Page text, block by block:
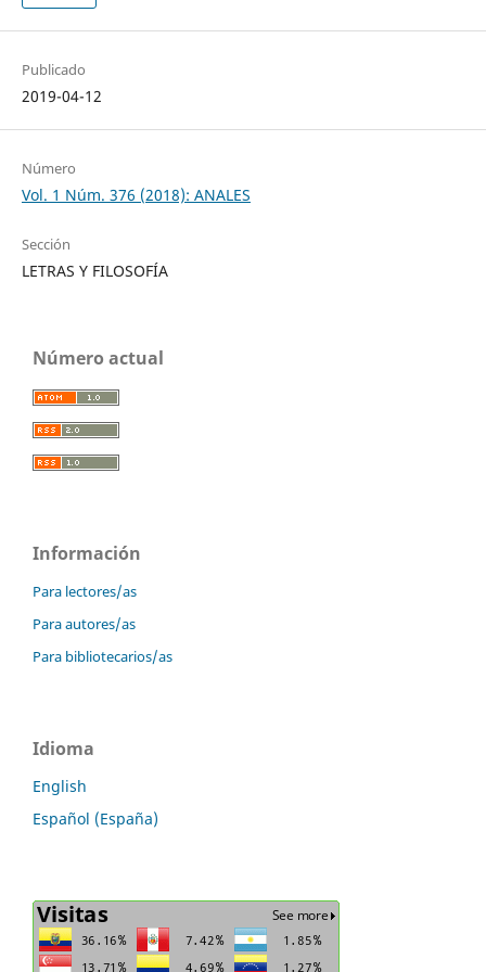
Publicado
2019-04-12
Número
Vol. 1 Núm. 376 (2018): ANALES
Sección
LETRAS Y FILOSOFÍA
Número actual
Información
Para lectores/as
Para autores/as
Para bibliotecarios/as
Idioma
English
Español (España)